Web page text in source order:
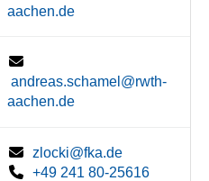
aachen.de
andreas.schamel@rwth-
aachen.de
zlocki@fka.de
+49 241 80-25616